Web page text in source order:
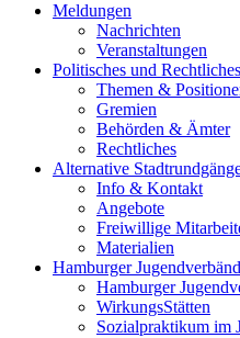
Meldungen
Nachrichten
Veranstaltungen
Politisches und Rechtliches
Themen &
Gremien
Behörden & Ämter
Rechtliches
Alternative
Info & Kontakt
Angebote
Freiwillige
Materialien
Hamburger
Hamburger
WirkungsStätten
Sozialpraktikum im